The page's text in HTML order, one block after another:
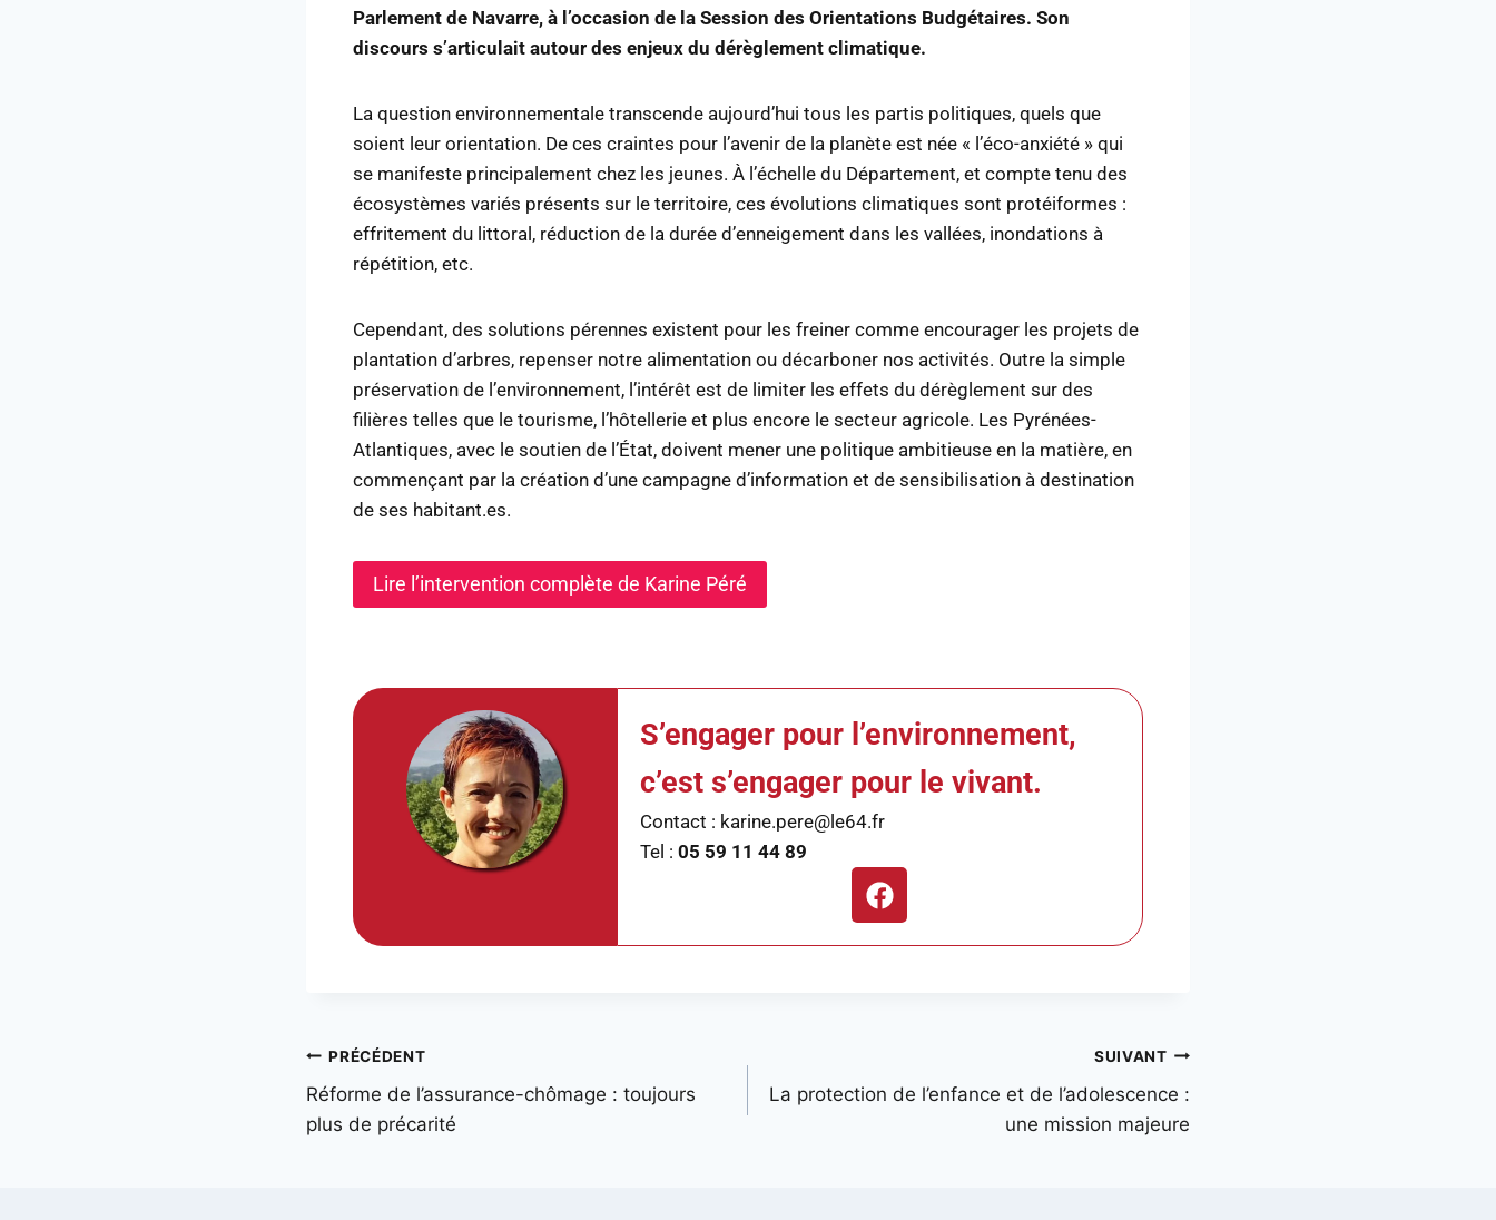
Parlement de Navarre, à l’occasion de la Session des Orientations Budgétaires. Son
discours s’articulait autour des enjeux du dérèglement climatique.
La question environnementale transcende aujourd’hui tous les partis politiques, quels que
soient leur orientation. De ces craintes pour l’avenir de la planète est née « l’éco-anxiété » qui
se manifeste principalement chez les jeunes. À l’échelle du Département, et compte tenu des
écosystèmes variés présents sur le territoire, ces évolutions climatiques sont protéiformes :
effritement du littoral, réduction de la durée d’enneigement dans les vallées, inondations à
répétition, etc.
Cependant, des solutions pérennes existent pour les freiner comme encourager les projets de
plantation d’arbres, repenser notre alimentation ou décarboner nos activités. Outre la simple
préservation de l’environnement, l’intérêt est de limiter les effets du dérèglement sur des
filières telles que le tourisme, l’hôtellerie et plus encore le secteur agricole. Les Pyrénées-
Atlantiques, avec le soutien de l’État, doivent mener une politique ambitieuse en la matière, en
commençant par la création d’une campagne d’information et de sensibilisation à destination
de ses habitant.es.
Lire l’intervention complète de Karine Péré
S’engager pour l’environnement,
c’est s’engager pour le vivant.
Contact : karine.pere@le64.fr
Tel : 05 59 11 44 89
PRÉCÉDENT
Réforme de l’assurance-chômage : toujours
plus de précarité
SUIVANT
La protection de l’enfance et de l’adolescence :
une mission majeure